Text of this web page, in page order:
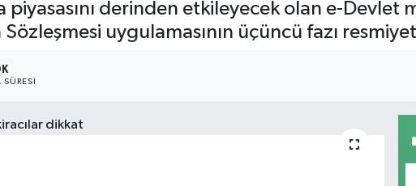
piyasasını derinden etkileyecek olan e-
uygulamasının üçüncü fazı